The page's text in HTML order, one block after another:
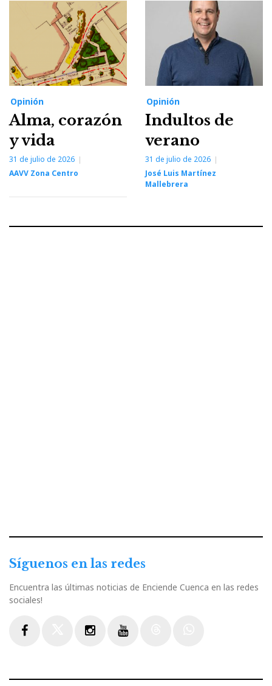
Opinión
Alma, corazón
y vida
31 de julio de 2026
AAVV Zona Centro
Opinión
Indultos de
verano
31 de julio de 2026
José Luis Martínez
Mallebrera
Síguenos en las redes
Encuentra las últimas noticias de Enciende Cuenca en las redes
sociales!